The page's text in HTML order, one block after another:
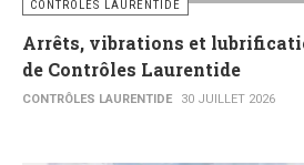
CONTRÔLES LAURENTIDE
Arrêts, vibrations et
de Contrôles Laurentide
CONTRÔLES LAURENTIDE 30 JUILLET 2026